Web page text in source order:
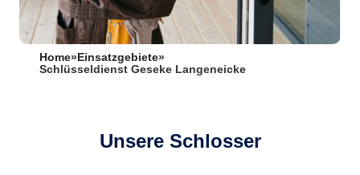
Home» Einsatzgebiete»
Schlüsseldienst Geseke Langeneicke
Unsere Schlosser